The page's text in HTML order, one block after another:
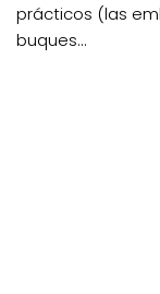
prácticos (las
buques...